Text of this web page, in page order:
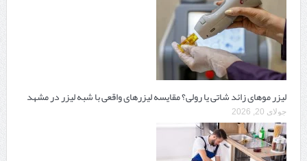
لیزر موهای زائد شاتی یا رولی؟ مقایسه لیزرهای واقعی با شبه‌ لیزر در مشهد
جولای 20, 2026